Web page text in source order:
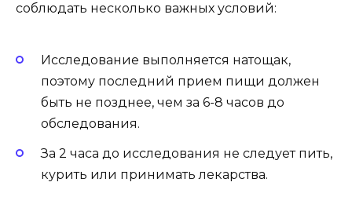
соблюдать несколько важных условий:
Исследование выполняется натощак,
поэтому последний прием пищи должен
быть не позднее, чем за 6-8 часов до
обследования.
За 2 часа до исследования не следует пить,
курить или принимать лекарства.